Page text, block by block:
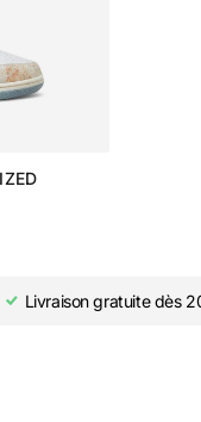
Livraison gratuite dès